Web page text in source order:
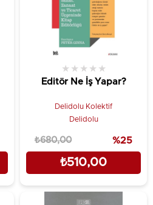
Editör Ne İş Yapar?
★ ★ ★ ★ ★
Delidolu Kolektif
Delidolu
₺510,00
₺680,00 %25